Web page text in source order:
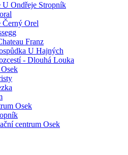
U Ondřeje Stropník
Černý Orel
Franz
U Hajných
- Dlouhá Louka
Osek
centrum Osek